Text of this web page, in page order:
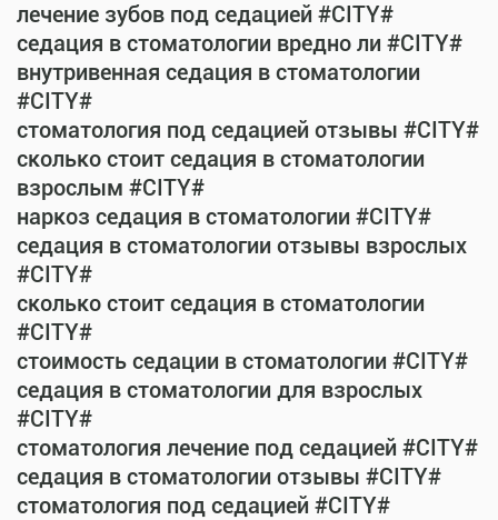
лечение зубов под седацией #CITY#
седация в стоматологии вредно ли #CITY#
внутривенная седация в стоматологии
#CITY#
стоматология под седацией отзывы #CITY#
сколько стоит седация в стоматологии
взрослым #CITY#
наркоз седация в стоматологии #CITY#
седация в стоматологии отзывы взрослых
#CITY#
сколько стоит седация в стоматологии
#CITY#
стоимость седации в стоматологии #CITY#
седация в стоматологии для взрослых
#CITY#
стоматология лечение под седацией #CITY#
седация в стоматологии отзывы #CITY#
стоматология под седацией #CITY#